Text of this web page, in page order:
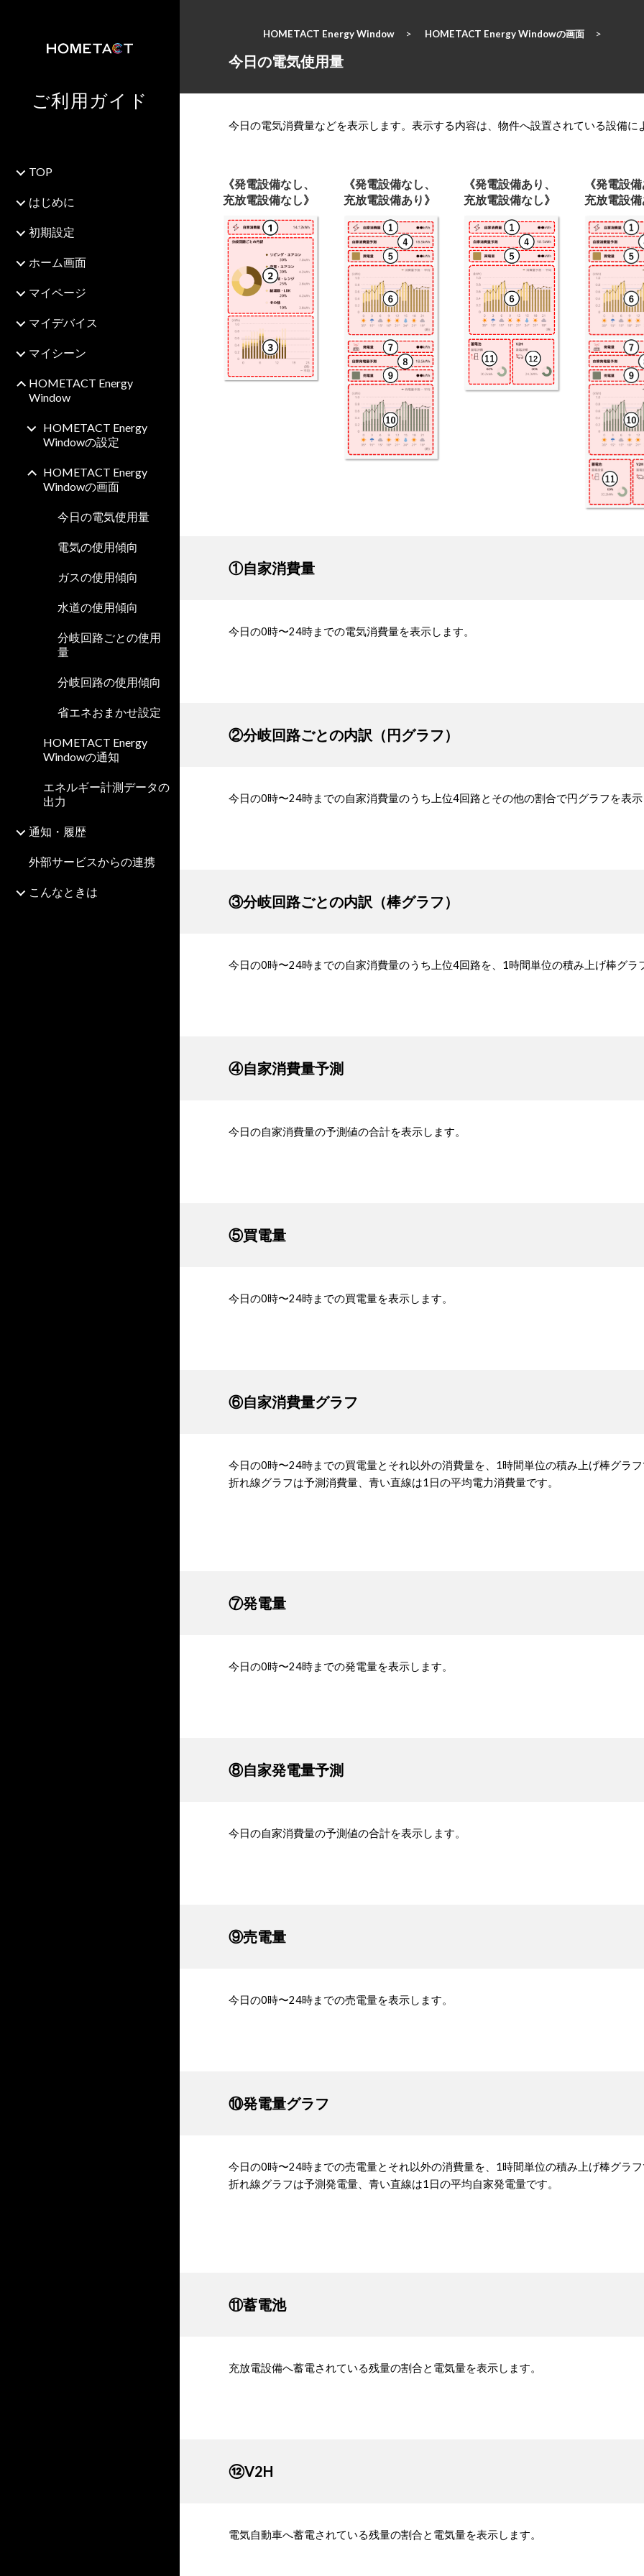
ご利用ガイド
TOP
はじめに
初期設定
ホーム画面
マイページ
マイデバイス
マイシーン
HOMETACT Energy
Window
HOMETACT Energy
Windowの設定
HOMETACT Energy
Windowの画面
今日の電気使用量
電気の使用傾向
ガスの使用傾向
水道の使用傾向
分岐回路ごとの使用
量
分岐回路の使用傾向
省エネおまかせ設定
HOMETACT Energy
Windowの通知
エネルギー計測データの
出力
通知・履歴
外部サービスからの連携
こんなときは
HOMETACT Energy Window HOMETACT Energy Windowの画面
今日の電気使用量
今日の電気消費量などを表示します。表示する内容は、物件へ設置されている設備に
《発電設備なし、
充放電設備なし》
《発電設備なし、
充放電設備あり》
《発電設備あり、
充放電設備なし》
《発電設備
充放電設備
①自家消費量
今日の0時〜24時までの電気消費量を表示します。
②分岐回路ごとの内訳（円グラフ）
今日の0時〜24時までの自家消費量のうち上位4回路とその他の割合で円グラフを表示
③分岐回路ごとの内訳（棒グラフ）
今日の0時〜24時までの自家消費量のうち上位4回路を、1時間単位の積み上げ棒グラ
④自家消費量予測
今日の自家消費量の予測値の合計を表示します。
⑤買電量
今日の0時〜24時までの買電量を表示します。
⑥自家消費量グラフ
今日の0時〜24時までの買電量とそれ以外の消費量を、1時間単位の積み上げ棒グラフ
折れ線グラフは予測消費量、青い直線は1日の平均電力消費量です。
⑦発電量
今日の0時〜24時までの発電量を表示します。
⑧自家発電量予測
今日の自家消費量の予測値の合計を表示します。
⑨売電量
今日の0時〜24時までの売電量を表示します。
⑩発電量グラフ
今日の0時〜24時までの売電量とそれ以外の消費量を、1時間単位の積み上げ棒グラフ
折れ線グラフは予測発電量、青い直線は1日の平均自家発電量です。
⑪蓄電池
充放電設備へ蓄電されている残量の割合と電気量を表示します。
⑫V2H
電気自動車へ蓄電されている残量の割合と電気量を表示します。